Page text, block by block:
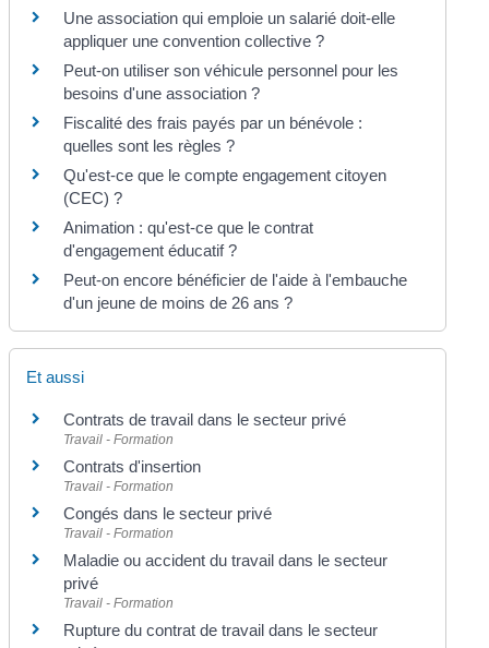
Une association qui emploie un salarié doit-elle
appliquer une convention collective ?
Peut-on utiliser son véhicule personnel pour les
besoins d'une association ?
Fiscalité des frais payés par un bénévole :
quelles sont les règles ?
Qu'est-ce que le compte engagement citoyen
(CEC) ?
Animation : qu'est-ce que le contrat
d'engagement éducatif ?
Peut-on encore bénéficier de l'aide à l'embauche
d'un jeune de moins de 26 ans ?
Et aussi
Contrats de travail dans le secteur privé
Travail - Formation
Contrats d'insertion
Travail - Formation
Congés dans le secteur privé
Travail - Formation
Maladie ou accident du travail dans le secteur
privé
Travail - Formation
Rupture du contrat de travail dans le secteur